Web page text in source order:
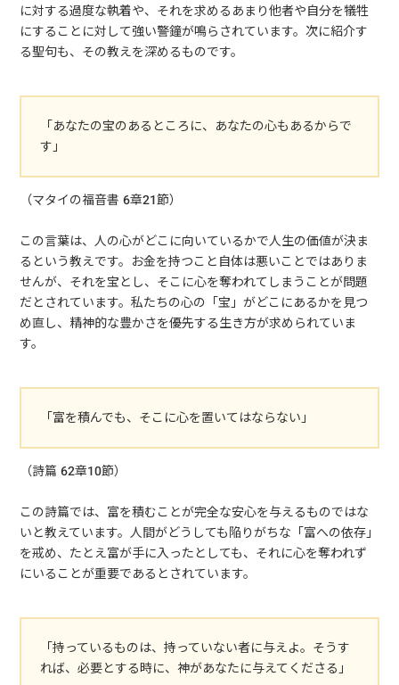
に対する過度な執着や、それを求めるあまり他者や自分を犠牲
にすることに対して強い警鐘が鳴らされています。次に紹介す
る聖句も、その教えを深めるものです。
「あなたの宝のあるところに、あなたの心もあるからで
す」
（マタイの福音書 6章21節）
この言葉は、人の心がどこに向いているかで人生の価値が決ま
るという教えです。お金を持つこと自体は悪いことではありま
せんが、それを宝とし、そこに心を奪われてしまうことが問題
だとされています。私たちの心の「宝」がどこにあるかを見つ
め直し、精神的な豊かさを優先する生き方が求められていま
す。
「富を積んでも、そこに心を置いてはならない」
（詩篇 62章10節）
この詩篇では、富を積むことが完全な安心を与えるものではな
いと教えています。人間がどうしても陥りがちな「富への依存」
を戒め、たとえ富が手に入ったとしても、それに心を奪われず
にいることが重要であるとされています。
「持っているものは、持っていない者に与えよ。そうす
れば、必要とする時に、神があなたに与えてくださる」